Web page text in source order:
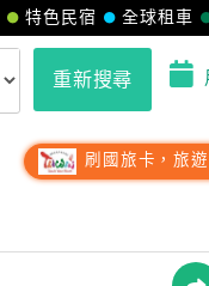
全球租車
特色民宿
重新搜尋
刷國旅卡，旅